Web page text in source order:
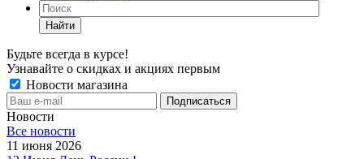
Найти
Будьте всегда в курсе!
Узнавайте о скидках и акциях первым
Новости магазина
Новости
Все новости
11 июня 2026